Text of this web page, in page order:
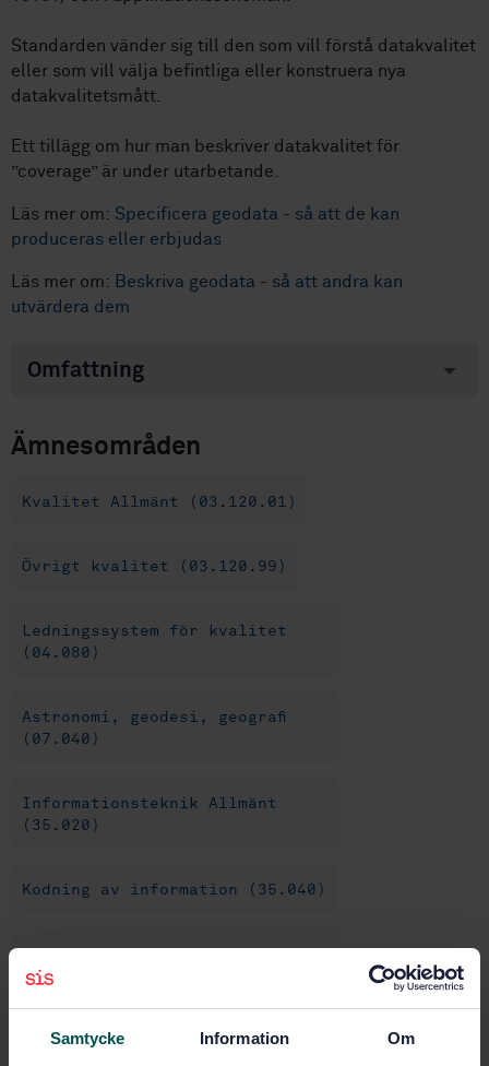
Samtycke Information Om
Standarden vänder sig till den som vill förstå datakvalitet
eller som vill välja befintliga eller konstruera nya
datakvalitetsmått.
Ett tillägg om hur man beskriver datakvalitet för
”coverage” är under utarbetande.
Läs mer om: Specificera geodata - så att de kan
produceras eller erbjudas
Läs mer om: Beskriva geodata - så att andra kan
utvärdera dem
Omfattning
Ämnesområden
Kvalitet Allmänt (03.120.01)
Övrigt kvalitet (03.120.99)
Ledningssystem för kvalitet
(04.080)
Astronomi, geodesi, geografi
(07.040)
Informationsteknik Allmänt
(35.020)
Kodning av information (35.040)
IT-tillämpningar Allmänt
(35.240.01)
IT- tillämpningar inom